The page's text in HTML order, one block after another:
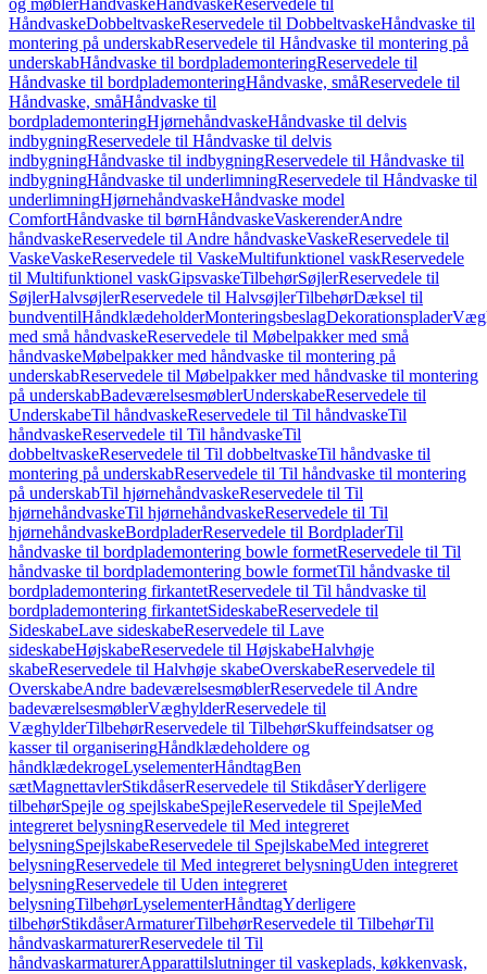
og møblerHåndvaskeHåndvaskeReservedele til
HåndvaskeDobbeltvaskeReservedele til DobbeltvaskeHåndvaske til
montering på underskabReservedele til Håndvaske til montering på
underskabHåndvaske til bordplademonteringReservedele til
Håndvaske til bordplademonteringHåndvaske, småReservedele til
Håndvaske, småHåndvaske til
bordplademonteringHjørnehåndvaskeHåndvaske til delvis
indbygningReservedele til Håndvaske til delvis
indbygningHåndvaske til indbygningReservedele til Håndvaske til
indbygningHåndvaske til underlimningReservedele til Håndvaske til
underlimningHjørnehåndvaskeHåndvaske model
ComfortHåndvaske til børnHåndvaskeVaskerenderAndre
håndvaskeReservedele til Andre håndvaskeVaskeReservedele til
VaskeVaskeReservedele til VaskeMultifunktionel vaskReservedele
til Multifunktionel vaskGipsvaskeTilbehørSøjlerReservedele til
SøjlerHalvsøjlerReservedele til HalvsøjlerTilbehørDæksel til
bundventilHåndklædeholderMonteringsbeslagDekorationsplader
med små håndvaskeReservedele til Møbelpakker med små
håndvaskeMøbelpakker med håndvaske til montering på
underskabReservedele til Møbelpakker med håndvaske til montering
på underskabBadeværelsesmøblerUnderskabeReservedele til
UnderskabeTil håndvaskeReservedele til Til håndvaskeTil
håndvaskeReservedele til Til håndvaskeTil
dobbeltvaskeReservedele til Til dobbeltvaskeTil håndvaske til
montering på underskabReservedele til Til håndvaske til montering
på underskabTil hjørnehåndvaskeReservedele til Til
hjørnehåndvaskeTil hjørnehåndvaskeReservedele til Til
hjørnehåndvaskeBordpladerReservedele til BordpladerTil
håndvaske til bordplademontering bowle formetReservedele til Til
håndvaske til bordplademontering bowle formetTil håndvaske til
bordplademontering firkantetReservedele til Til håndvaske til
bordplademontering firkantetSideskabeReservedele til
SideskabeLave sideskabeReservedele til Lave
sideskabeHøjskabeReservedele til HøjskabeHalvhøje
skabeReservedele til Halvhøje skabeOverskabeReservedele til
OverskabeAndre badeværelsesmøblerReservedele til Andre
badeværelsesmøblerVæghylderReservedele til
VæghylderTilbehørReservedele til TilbehørSkuffeindsatser og
kasser til organiseringHåndklædeholdere og
håndklædekrogeLyselementerHåndtagBen
sætMagnettavlerStikdåserReservedele til StikdåserYderligere
tilbehørSpejle og spejlskabeSpejleReservedele til SpejleMed
integreret belysningReservedele til Med integreret
belysningSpejlskabeReservedele til SpejlskabeMed integreret
belysningReservedele til Med integreret belysningUden integreret
belysningReservedele til Uden integreret
belysningTilbehørLyselementerHåndtagYderligere
tilbehørStikdåserArmaturerTilbehørReservedele til TilbehørTil
håndvaskarmaturerReservedele til Til
håndvaskarmaturerApparattilslutninger til vaskeplads, køkkenvask,